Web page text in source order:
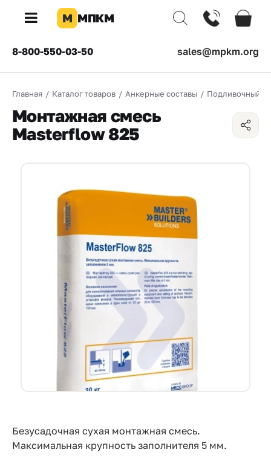
×
КОМПАНИЯ
О
компании
Проектировщикам
Калькуляторы
800
550-
М МПКМ
8-800-550-03-50 sales@mpkm.org
Главная / Каталог товаров / Анкерные составы / Подливочный
Монтажная смесь
Masterflow 825
Безусадочная сухая монтажная смесь.
Максимальная крупность заполнителя 5 мм.